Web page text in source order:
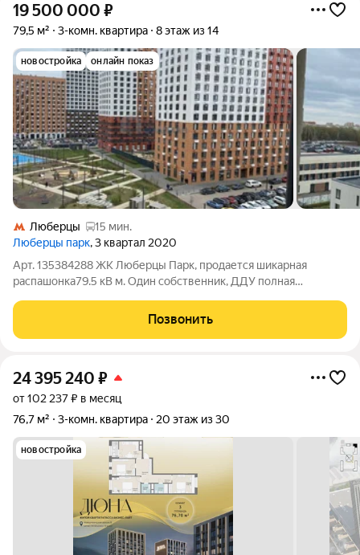
19 500 000 ₽
79,5 м² 3-комн. квартира 8 этаж из 14
новостройка онлайн показ
Люберцы
15 мин.
Люберцы парк, 3 квартал 2020
Арт. 135384288 ЖК Люберцы Парк, продается шикарная
распашонка79.5 кВ м. Один собственник, ДДУ полная
свободная продажа. Закрытая территория двора, двор без
машин, детская площадка с качелями и
Позвонить
24 395 240 ₽
от 102 237 ₽ в месяц
76,7 м²
3-комн. квартира 20 этаж из 30
новостройка